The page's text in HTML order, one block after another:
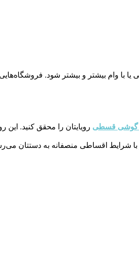
وام بیشتر و بیشتر شود. فروشگاه‌هایی
گوشی قسطی رویایتان را محقق کنید.
شرایط اقساطی منصفانه به دستتان